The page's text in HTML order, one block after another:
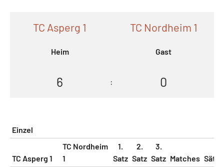
TC Asperg 1
Heim
TC Nordheim 1
Gast
6 : 0
Einzel
TC Asperg 1
TC Nordheim
1
1.
Satz
2.
Satz
3.
Satz Matches Sätze